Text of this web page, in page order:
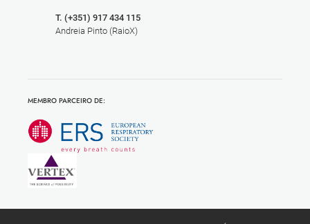
T. (+351) 917 434 115
Andreia Pinto (RaioX)
MEMBRO PARCEIRO DE: